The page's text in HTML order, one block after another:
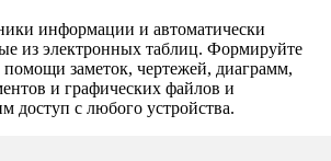
информации и автоматически
из электронных таблиц. Формируйте
заметок, чертежей, диаграмм,
и графических файлов и
доступ с любого устройства.